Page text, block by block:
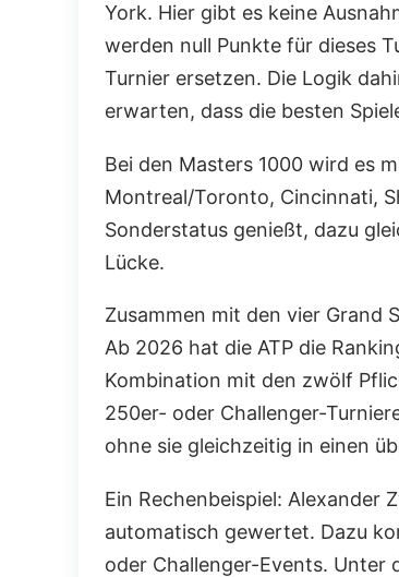
York. Hier gibt es keine
werden null Punkte für dieses
Turnier ersetzen. Die Logik
erwarten, dass die besten
Bei den Masters 1000 wird es
Montreal/Toronto, Cincinnati,
Sonderstatus genießt, dazu
Lücke.
Zusammen mit den vier Grand
Ab 2026 hat die ATP die
Kombination mit den zwölf
250er- oder Challenger-
ohne sie gleichzeitig in einen
Ein Rechenbeispiel: Alexander
automatisch gewertet. Dazu
oder Challenger-Events. Unter